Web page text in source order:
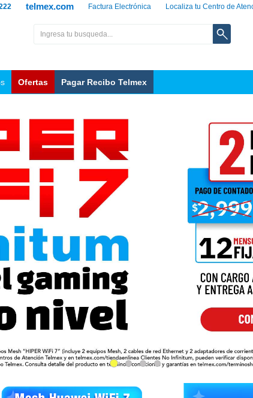
Localiza tu Centro de
Factura Electrónica
telmex.com
Ofertas Pagar Recibo Telmex